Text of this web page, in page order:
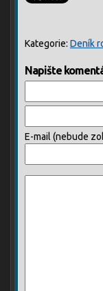
Kategorie: Deník
Napište
E-mail (nebude